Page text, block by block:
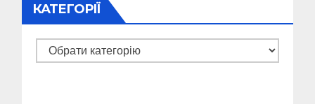
КАТЕГОРІЇ
Категорії